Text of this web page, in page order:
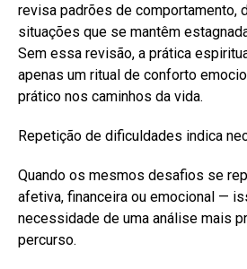
revisa padrões de comportamento,
situações que se mantêm
Sem essa revisão, a prática
apenas um ritual de conforto
prático nos caminhos da vida.
Repetição de dificuldades indica
Quando os mesmos desafios se
afetiva, financeira ou emocional —
necessidade de uma análise mais
percurso.